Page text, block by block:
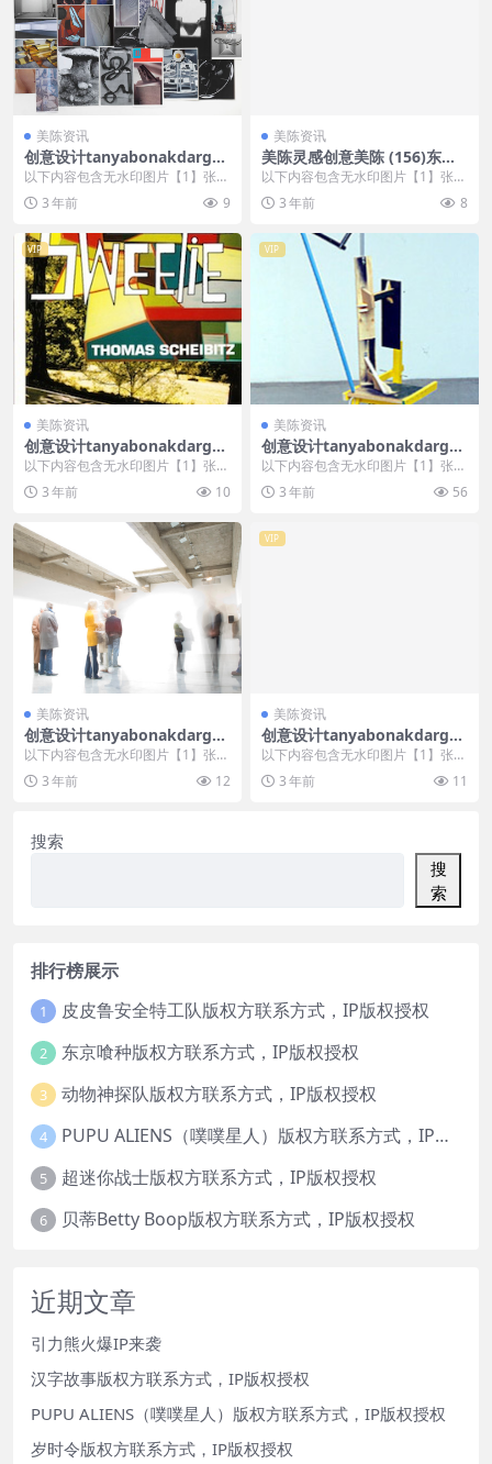
美陈资讯
创意设计tanyabonakdargall
ery美陈创意 (2844)
以下内容包含无水印图片【1】张
，开通会员无障碍浏览 开通VIP会
员 3 年前 9
美陈资讯
美陈灵感创意美陈 (156)东营
市美陈方案
以下内容包含无水印图片【1】张
，开通会员无障碍浏览 开通VIP会
员 3 年前 8
VIP
美陈资讯
创意设计tanyabonakdargall
ery美陈创意 (1602)
以下内容包含无水印图片【1】张
，开通会员无障碍浏览 开通VIP会
员 3 年前 10
VIP
美陈资讯
创意设计tanyabonakdargall
ery美陈创意 (2178)
以下内容包含无水印图片【1】张
，开通会员无障碍浏览 开通VIP会
员 3 年前 56
美陈资讯
创意设计tanyabonakdargall
ery美陈创意 (1905)
以下内容包含无水印图片【1】张
，开通会员无障碍浏览 开通VIP会
员 3 年前 12
VIP
美陈资讯
创意设计tanyabonakdargall
ery美陈创意 (2343)
以下内容包含无水印图片【1】张
，开通会员无障碍浏览 开通VIP会
员 3 年前 11
搜索
搜
索
排行榜展示
1 皮皮鲁安全特工队版权方联系方式，IP版权授权
2 东京喰种版权方联系方式，IP版权授权
3 动物神探队版权方联系方式，IP版权授权
4 PUPU ALIENS（噗噗星人）版权方联系方式，IP版权授权
5 超迷你战士版权方联系方式，IP版权授权
6 贝蒂Betty Boop版权方联系方式，IP版权授权
近期文章
引力熊火爆IP来袭
汉字故事版权方联系方式，IP版权授权
PUPU ALIENS（噗噗星人）版权方联系方式，IP版权授权
岁时令版权方联系方式，IP版权授权